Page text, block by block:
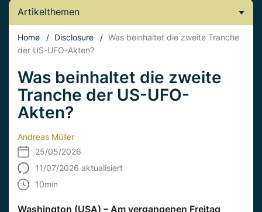
Artikelthemen
Home / Disclosure / Was beinhaltet die zweite Tranche
der US-UFO-Akten?
Was beinhaltet die zweite
Tranche der US-UFO-
Akten?
Andreas Müller
25/05/2026
11/07/2026 aktualisiert
10min
Washington (USA) – Am vergangenen Freitag